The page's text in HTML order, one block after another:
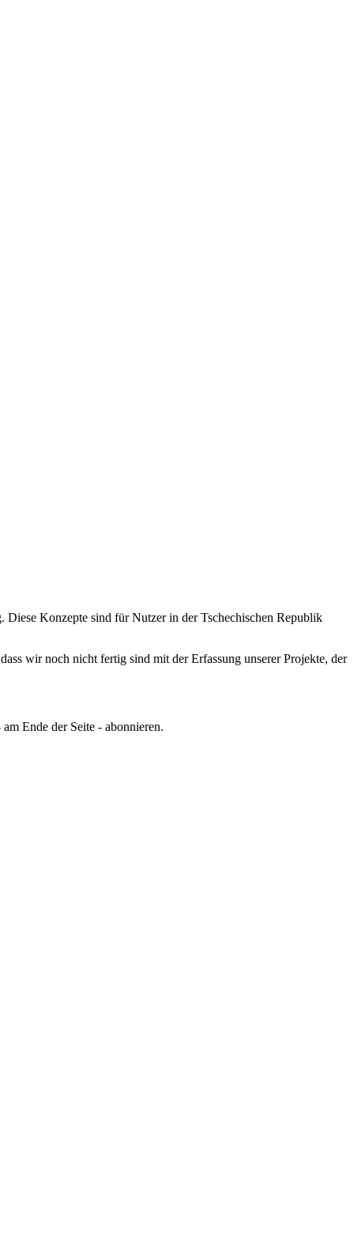
Diese Konzepte sind für Nutzer in der Tschechischen Republik
wir noch nicht fertig sind mit der Erfassung unserer Projekte, der
Ende der Seite - abonnieren.